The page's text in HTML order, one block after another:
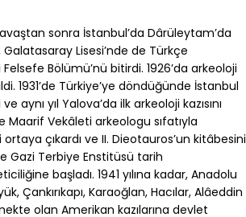
sonra İstanbul’da Dârüleytam’da
Lisesi’nde de Türkçe
Bölümü’nü bitirdi. 1926’da arkeoloji
1931’de Türkiye’ye döndüğünde İstanbul
aynı yıl Yalova’da ilk arkeoloji kazısını
Maarif Vekâleti arkeologu sıfatıyla
çıkardı ve II. Dieotauros’un kitâbesini
Gazi Terbiye Enstitüsü tarih
başladı. 1941 yılına kadar, Anadolu
Karaoğlan, Hacılar, Alâeddin
olan Amerikan kazılarına devlet